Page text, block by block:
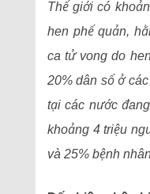
Thế giới có
hen phế quản,
ca tử vong do
20% dân số ở
tại các nước
khoảng 4 triệu
và 25% bệnh